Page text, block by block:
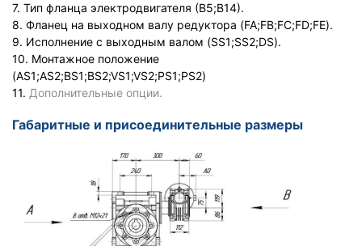
7. Тип фланца электродвигателя (В5;В14).
8. Фланец на выходном валу редуктора (FA;FB;FC;FD;FE).
9. Исполнение с выходным валом (SS1;SS2;DS).
10. Монтажное положение
(AS1;AS2;BS1;BS2;VS1;VS2;PS1;PS2)
11. Дополнительные опции.
Габаритные и присоединительные размеры